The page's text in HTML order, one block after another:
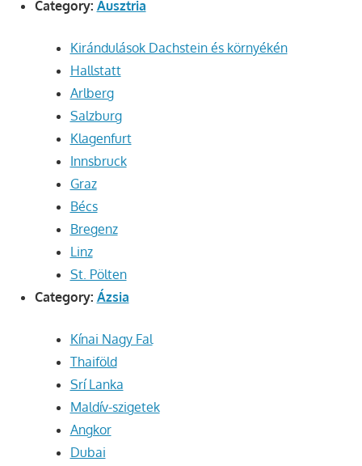
Category: Ausztria
Kirándulások Dachstein és környékén
Hallstatt
Arlberg
Salzburg
Klagenfurt
Innsbruck
Graz
Bécs
Bregenz
Linz
St. Pölten
Category: Ázsia
Kínai Nagy Fal
Thaiföld
Srí Lanka
Maldív-szigetek
Angkor
Dubai